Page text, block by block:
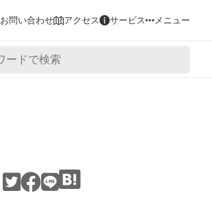
お問い合わせ アクセス サービス メニュー